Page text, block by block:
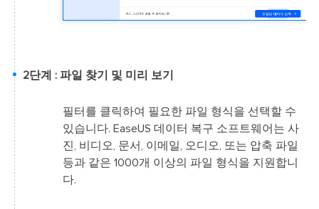
2단계 : 파일 찾기 및 미리 보기
필터를 클릭하여 필요한 파일 형식을 선택할 수
있습니다. EaseUS 데이터 복구 소프트웨어는 사
진, 비디오, 문서, 이메일, 오디오, 또는 압축 파일
등과 같은 1000개 이상의 파일 형식을 지원합니
다.